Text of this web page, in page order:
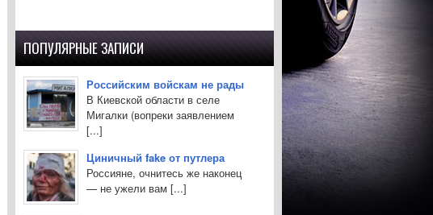
ПОПУЛЯРНЫЕ ЗАПИСИ
Российским войскам не рады
В Киевской области в селе
Мигалки (вопреки заявлением
[...]
Циничный fake от путлера
Россияне, очнитесь же наконец
— не ужели вам [...]